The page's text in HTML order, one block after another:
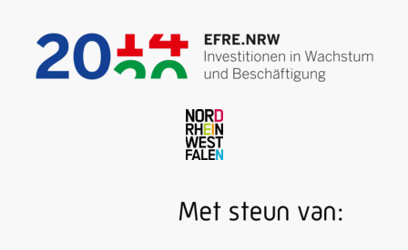
Heel idyllisch, deze "wieg van de Ruhrindustrie":
naast de overblijfselen van de eerste ijzersmelterij in
kantoorgebouw en de voormalige woning van de